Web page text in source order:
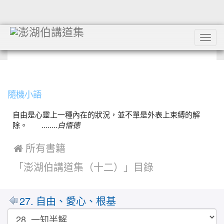
隨機小語
自由是心靈上一種內在的狀況，並不單是外表上束縛的解
除。 ........白悟德
 所有書籍
「澎湖伯講道集（十二）」目錄
27. 自由、愛心、根基